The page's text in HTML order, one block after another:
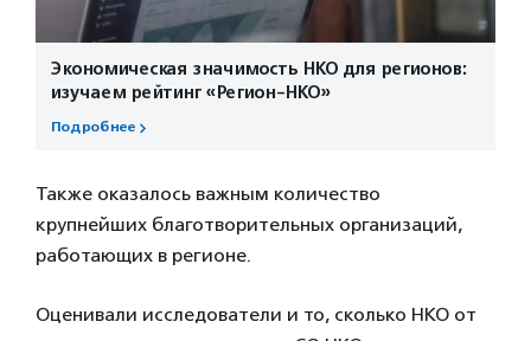
Экономическая значимость НКО для регионов:
изучаем рейтинг «Регион-НКО»
Подробнее
Также оказалось важным количество
крупнейших благотворительных организаций,
работающих в регионе.
Оценивали исследователи и то, сколько НКО от